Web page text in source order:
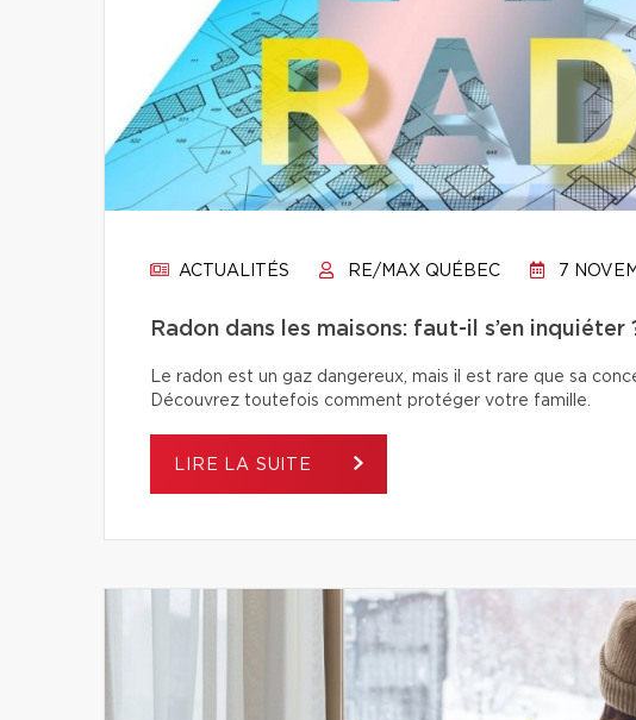
ACTUALITÉS RE/MAX QUÉBEC 7
Radon dans les maisons: faut-il s’en inquiéter
Le radon est un gaz dangereux, mais il est rare que sa
Découvrez toutefois comment protéger votre famille.
LIRE LA SUITE